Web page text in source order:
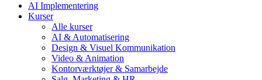
AI Implementering
Kurser
Alle kurser
AI & Automatisering
Design & Visuel Kommunikation
Video & Animation
Kontorværktøjer & Samarbejde